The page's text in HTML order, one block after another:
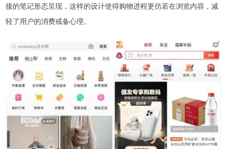
接的笔记形态呈现，这样的设计使得购物进程更仿若在浏览内容，减
轻了用户的消费戒备心理。